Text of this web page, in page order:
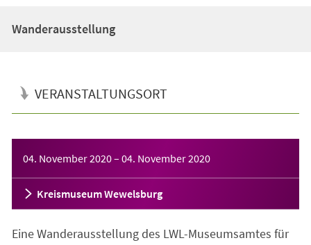
Wanderausstellung
VERANSTALTUNGSORT
04. November 2020– 04. November 2020
Kreismuseum Wewelsburg
Eine Wanderausstellung des LWL-Museumsamtes für